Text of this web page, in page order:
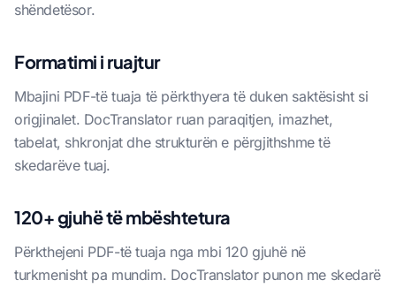
shëndetësor.
Formatimi i ruajtur
Mbajini PDF-të tuaja të përkthyera të duken saktësisht si
origjinalet. DocTranslator ruan paraqitjen, imazhet,
tabelat, shkronjat dhe strukturën e përgjithshme të
skedarëve tuaj.
120+ gjuhë të mbështetura
Përkthejeni PDF-të tuaja nga mbi 120 gjuhë në
turkmenisht pa mundim. DocTranslator punon me skedarë